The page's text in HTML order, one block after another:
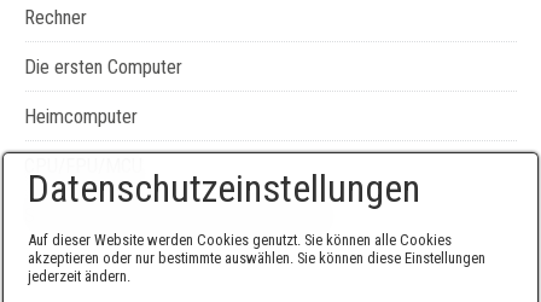
Rechner
Die ersten Computer
Heimcomputer
Datenschutzeinstellungen
Auf dieser Website werden Cookies genutzt. Sie können alle Cookies
akzeptieren oder nur bestimmte auswählen. Sie können diese Einstellungen
jederzeit ändern.